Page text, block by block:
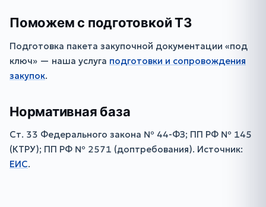
Поможем с подготовкой ТЗ
Подготовка пакета закупочной документации «под
ключ» — наша услуга подготовки и сопровождения
закупок.
Нормативная база
Ст. 33 Федерального закона № 44-ФЗ; ПП РФ № 145
(КТРУ); ПП РФ № 2571 (доптребования). Источник:
ЕИС.